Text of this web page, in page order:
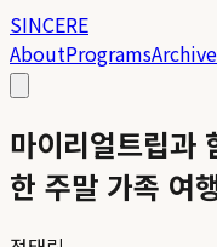
SINCERE
AboutProgramsArchive
마이리얼트립과
한 주말 가족 여